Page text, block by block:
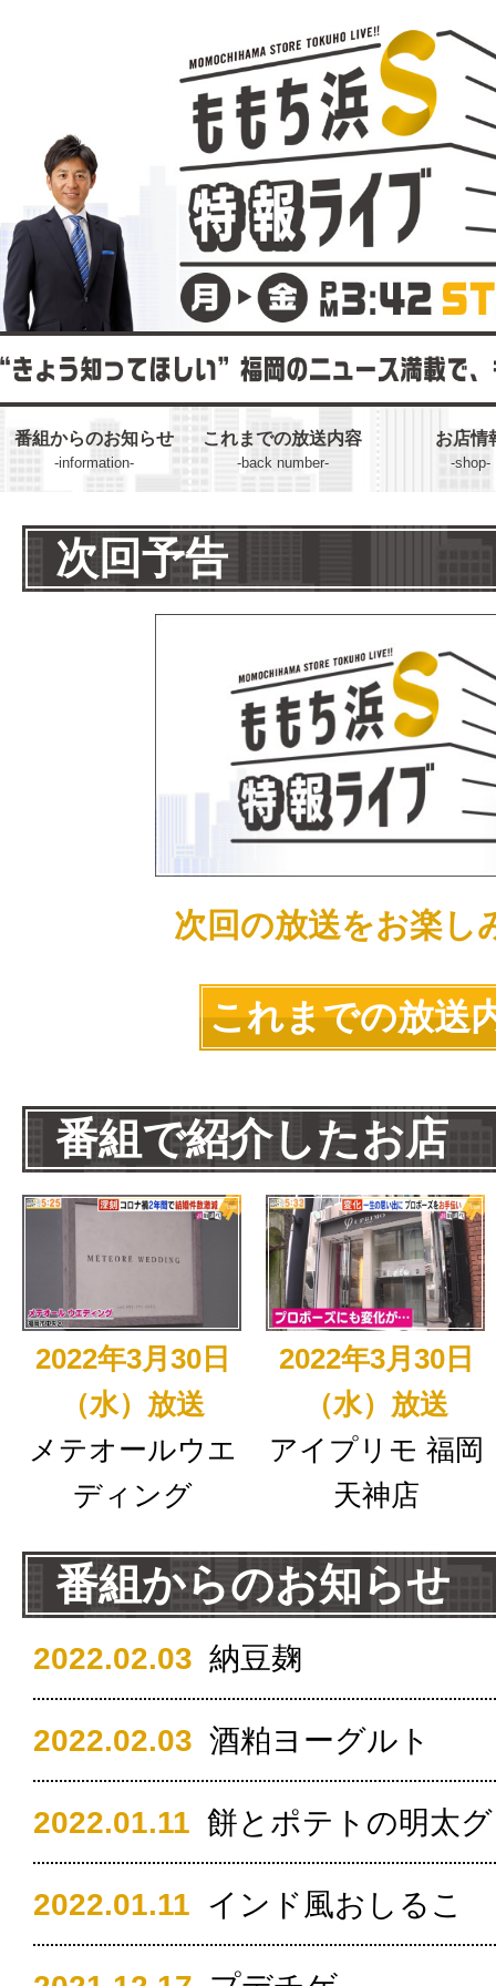
番組からのお知らせ
-information-
これまでの放送内容
-back number-
お店情
-shop-
次回予告
次回の放送をお楽し
これまでの放送
番組で紹介したお店
2022年3月30日
（水）放送
メテオールウエ
ディング
2022年3月30日
（水）放送
アイプリモ 福岡
天神店
番組からのお知らせ
2022.02.03 納豆麹
2022.02.03 酒粕ヨーグルト
2022.01.11 餅とポテトの明太
2022.01.11 インド風おしるこ